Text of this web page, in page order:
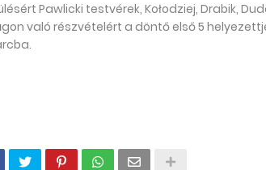
Pawlicki testvérek, Kołodziej, Drabik,
való részvételért a döntő első 5